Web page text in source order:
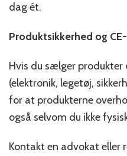
dag ét.
Produktsikkerhed og
Hvis du sælger
(elektronik, legetøj,
for at produkterne
også selvom du ikke
Kontakt en advokat eller